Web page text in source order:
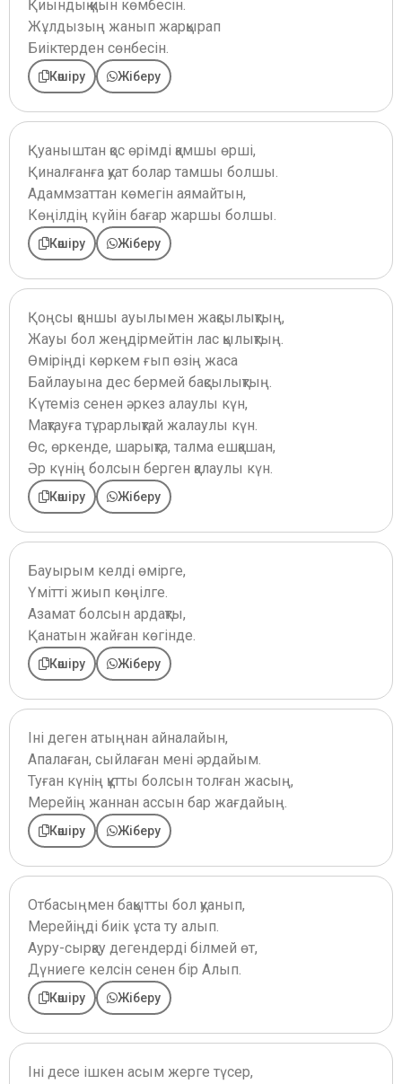
Қиындық қиын көмбесін.
Жұлдызың жанып жарқырап
Биіктерден сөнбесін.
Көшіру Жіберу
Қуаныштан қос өрімді қамшы өрші,
Қиналғанға қуат болар тамшы болшы.
Адаммзаттан көмегін аямайтын,
Көңілдің күйін бағар жаршы болшы.
Көшіру Жіберу
Қоңсы қоншы ауылымен жақсылықтың,
Жауы бол жеңдірмейтін лас қылықтың.
Өміріңді көркем ғып өзің жаса
Байлауына дес бермей бақсылықтың.
Күтеміз сенен әркез алаулы күн,
Мақтауға тұрарлықтай жалаулы күн.
Өс, өркенде, шарықта, талма ешқашан,
Әр күнің болсын берген қалаулы күн.
Көшіру Жіберу
Бауырым келді өмірге,
Үмітті жиып көңілге.
Азамат болсын ардақты,
Қанатын жайған көгінде.
Көшіру Жіберу
Іні деген атыңнан айналайын,
Апалаған, сыйлаған мені әрдайым.
Туған күнің құтты болсын толған жасың,
Мерейің жаннан ассын бар жағдайың.
Көшіру Жіберу
Отбасыңмен бақытты бол қуанып,
Мерейіңді биік ұста ту алып.
Ауру-сырқау дегендерді білмей өт,
Дүниеге келсін сенен бір Алып.
Көшіру Жіберу
Іні десе ішкен асым жерге түсер,